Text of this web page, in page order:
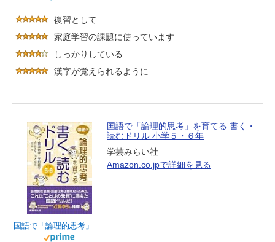
復習として
家庭学習の課題に使っています
しっかりしている
漢字が覚えられるように
国語で「論理的思考」を育てる 書く・読むドリル 小学５・６年
国語で「論理的思考」を育てる 書く・
読むドリル 小学５・６年
学芸みらい社
Amazon.co.jpで詳細を見る